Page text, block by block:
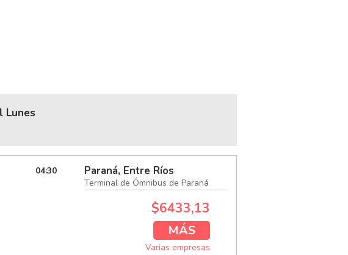
Lunes
04:30 Paraná, Entre Ríos
Terminal de Ómnibus de Paraná
$6433,13
MÁS
Varias empresas